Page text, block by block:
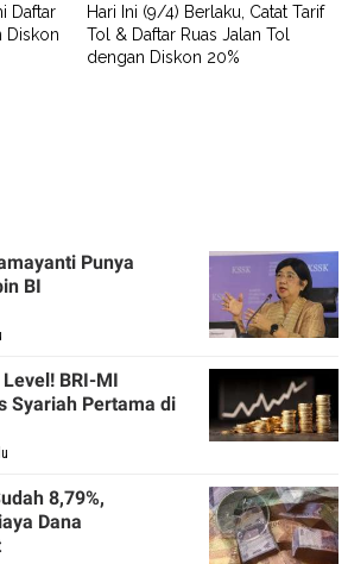
Daftar
Diskon
Hari Ini (9/4) Berlaku, Catat Tarif
Tol & Daftar Ruas Jalan Tol
dengan Diskon 20%
Punya
BI
BRI-MI
Syariah Pertama di
8,79%,
Dana